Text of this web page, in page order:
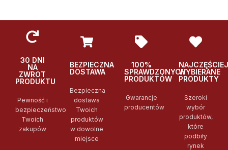
30 DNI
NA
ZWROT
PRODUKTU
Pewność i
bezpieczeństwo
Twoich
zakupów
BEZPIECZNA
DOSTAWA
Bezpieczna
dostawa
Twoich
produktów
w dowolne
miejsce
100%
SPRAWDZONYCH
PRODUKTÓW
Gwarancje
producentów
NAJCZĘŚCIEJ
WYBIERANE
PRODUKTY
Szeroki
wybór
produktów,
które
podbiły
rynek